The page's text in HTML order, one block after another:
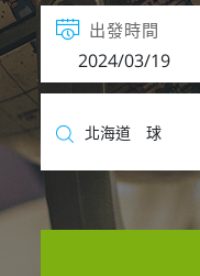
國際機票
量身訂製
關於富盟
聯絡我們
出發時間